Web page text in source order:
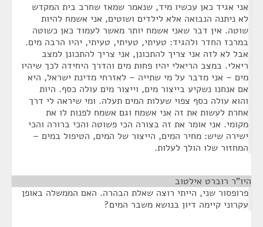
אני אגיד כאן עכשיו מיד, שנאמר שמאז שחרב בית המקדש
לא ניתנה הנבואה אלא לילדים ושוטים, אני אשמח להיות
שוטה. אין דבר שאני אשמח יותר מאשר לעמוד כאן כשוטה
במרכז החדר ולהגיד: טעיתי, טעיתי, טעיתי, יהיו הרבה מים.
אבל לא לזה אני צריך להתכונן, אני צריך להתכונן למצב
ריאלי. במצב הריאלי יהיו פחות מים והדרך היחידה לכך שיהיו
מים – אני מדבר על מי שתייה – לאזרחי מדינת ישראל, היא
אם אנחנו נשקיע בייצור מים, וייצור מים עולה כסף. היות
והוא עולה כסף צפוי שעלות המים תעלה. ומי שיראה לי דרך
אחרת לעשות את זה אני אשמח וגם אשמח לפנות לו את
מקומי. אני אומר את זה בצורה הכי פשוטה והכי ברורה והכי
ישירה שיש: מחיר המים, הייצור של המים, הטיפול במים –
המחזור שלו הולך לעלות.
היו"ר רוברט אילטוב
פרופסור שני, הייתי רוצה שאלת הבהרה. האם הממשלה באופן
עקרוני קיימה דיון בנושא משבר המים?